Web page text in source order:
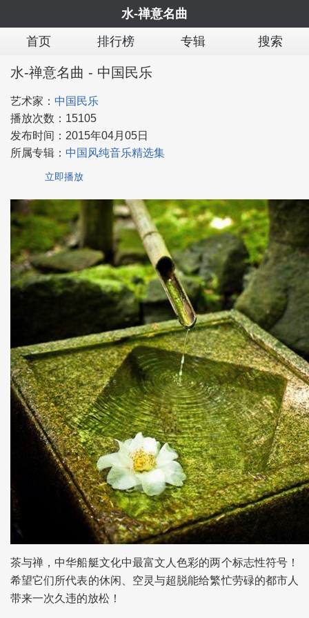
水-禅意名曲
首页
排行榜 专辑 搜索
水-禅意名曲 - 中国民乐
艺术家： 中国民乐
播放次数： 15105
发布时间： 2015年04月05日
所属专辑： 中国风纯音乐精选集
立即播放
茶与禅，中华船艇文化中最富文人色彩的两个标志性符号！
希望它们所代表的休闲、空灵与超脱能给繁忙劳碌的都市人
带来一次久违的放松！